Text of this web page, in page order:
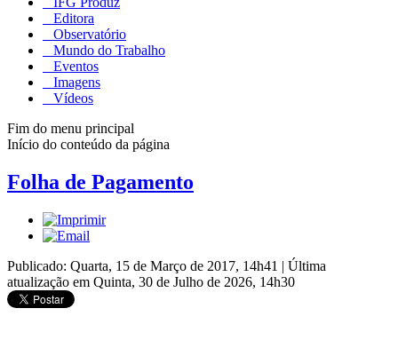
Editora
Observatório
Mundo do Trabalho
Eventos
Imagens
Vídeos
Fim do menu principal
Início do conteúdo da página
Folha de Pagamento
Publicado: Quarta, 15 de Março de 2017, 14h41 | Última
atualização em Quinta, 30 de Julho de 2026, 14h30